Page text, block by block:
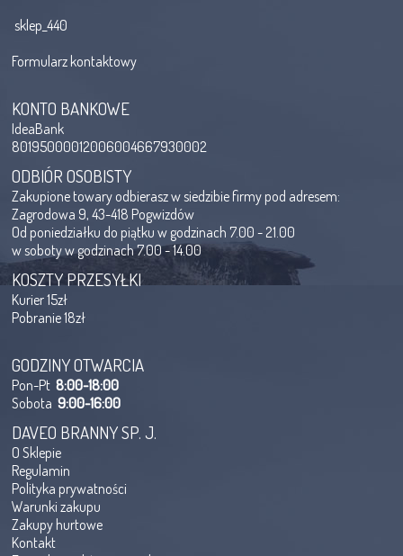
sklep_440
Formularz kontaktowy
KONTO BANKOWE
IdeaBank
80195000012006004667930002
ODBIÓR OSOBISTY
Zakupione towary odbierasz w siedzibie firmy pod adresem:
Zagrodowa 9, 43-418 Pogwizdów
Od poniedziałku do piątku w godzinach 7.00 - 21.00
w soboty w godzinach 7.00 - 14.00
KOSZTY PRZESYŁKI
Kurier 15zł
Pobranie 18zł
GODZINY OTWARCIA
Pon-Pt8:00-18:00
Sobota9:00-16:00
DAVEO BRANNY SP. J.
O Sklepie
Regulamin
Polityka prywatności
Warunki zakupu
Zakupy hurtowe
Kontakt